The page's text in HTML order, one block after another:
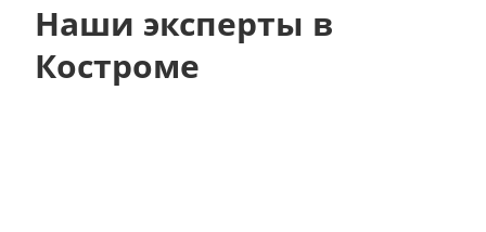
Наши эксперты в
Костроме